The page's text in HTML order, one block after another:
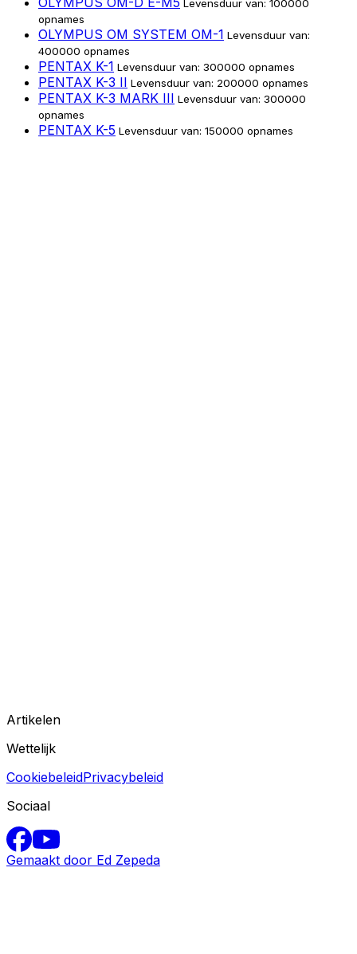
Levensduur van: 100000
opnames
OLYMPUS OM SYSTEM OM-1 Levensduur van:
400000 opnames
PENTAX K-1 Levensduur van: 300000 opnames
PENTAX K-3 II Levensduur van: 200000 opnames
PENTAX K-3 MARK III Levensduur van: 300000
opnames
PENTAX K-5 Levensduur van: 150000 opnames
Artikelen
Wettelijk
CookiebeleidPrivacybeleid
Sociaal
Gemaakt door Ed Zepeda